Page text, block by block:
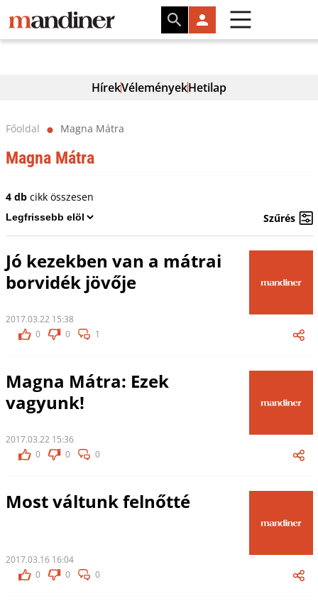
HírekVéleményekHetilap
Főoldal ⬤ Magna Mátra
Magna Mátra
4 dbcikk összesen
Szűrés
Jó kezekben van a mátrai
borvidék jövője
2017.03.22 15:38
0
0 1
Magna Mátra: Ezek
vagyunk!
2017.03.22 15:36
0
0 0
Most váltunk felnőtté
2017.03.16 16:04
0
0 0